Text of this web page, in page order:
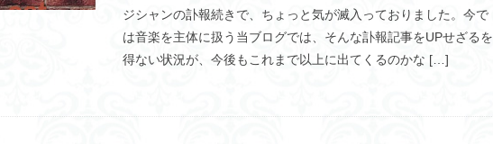
ジシャンの訃報続きで、ちょっと気が滅入っておりました。今で
は音楽を主体に扱う当ブログでは、そんな訃報記事をUPせざるを
得ない状況が、今後もこれまで以上に出てくるのかな […]